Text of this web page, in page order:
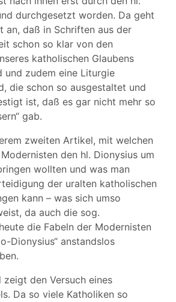
durchgesetzt worden. Da geht
an, daß in Schriften aus der
schon so klar von den
katholischen Glaubens
und zudem eine Liturgie
die schon so ausgestaltet und
ist, daß es gar nicht mehr so
gab.
zweiten Artikel, mit welchen
den hl. Dionysius um
wollten und was man
der uralten katholischen
kann – was sich umso
da auch die sog.
die Fabeln der Modernisten
Dionysius“ anstandslos
den Versuch eines
Da so viele Katholiken so